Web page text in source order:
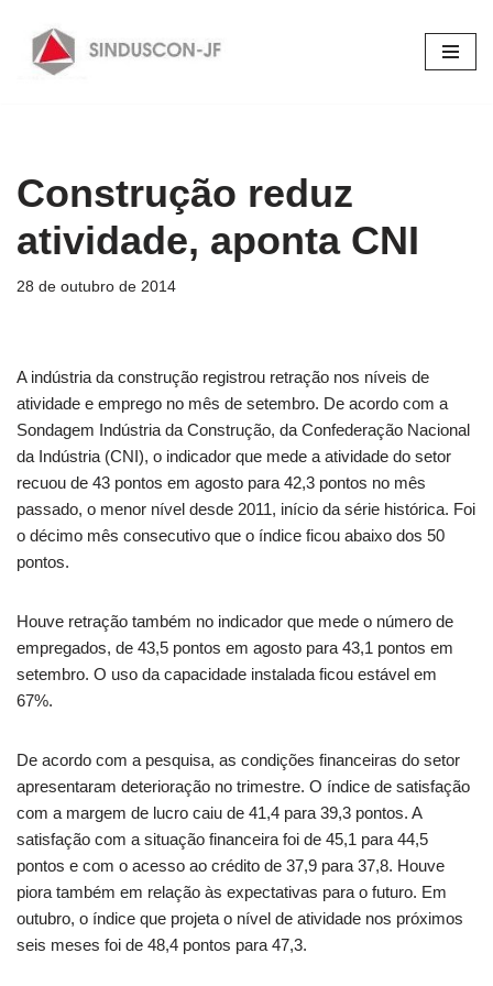
Pular
Construção reduz
atividade, aponta CNI
28 de outubro de 2014
A indústria da construção registrou retração nos níveis de
atividade e emprego no mês de setembro. De acordo com a
Sondagem Indústria da Construção, da Confederação Nacional
da Indústria (CNI), o indicador que mede a atividade do setor
recuou de 43 pontos em agosto para 42,3 pontos no mês
passado, o menor nível desde 2011, início da série histórica. Foi
o décimo mês consecutivo que o índice ficou abaixo dos 50
pontos.
Houve retração também no indicador que mede o número de
empregados, de 43,5 pontos em agosto para 43,1 pontos em
setembro. O uso da capacidade instalada ficou estável em
67%.
De acordo com a pesquisa, as condições financeiras do setor
apresentaram deterioração no trimestre. O índice de satisfação
com a margem de lucro caiu de 41,4 para 39,3 pontos. A
satisfação com a situação financeira foi de 45,1 para 44,5
pontos e com o acesso ao crédito de 37,9 para 37,8. Houve
piora também em relação às expectativas para o futuro. Em
outubro, o índice que projeta o nível de atividade nos próximos
seis meses foi de 48,4 pontos para 47,3.